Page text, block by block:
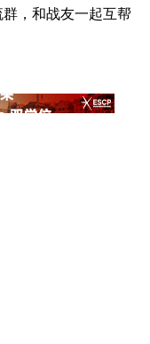
，和战友一起互帮